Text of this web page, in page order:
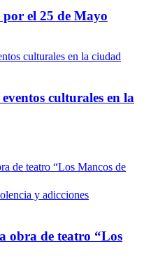
el 25 de Mayo
culturales en la
obra de teatro “Los